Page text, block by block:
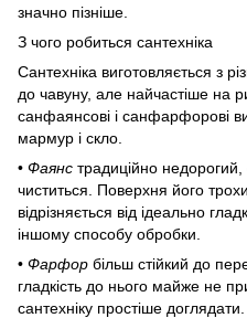
значно пізніше.
З чого робиться сантехніка
Сантехніка виготовляється з
до чавуну, але найчастіше на
санфаянсові і санфарфорові
мармур і скло.
• Фаянс традиційно
чиститься. Поверхня його
відрізняється від ідеально
іншому способу обробки.
• Фарфор більш стійкий до
гладкість до нього майже не
сантехніку простіше